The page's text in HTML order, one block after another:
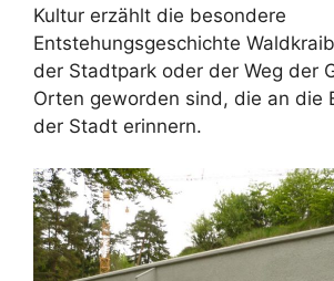
Kultur erzählt die besondere
Entstehungsgeschichte
der Stadtpark oder der Weg der
Orten geworden sind, die an die
der Stadt erinnern.